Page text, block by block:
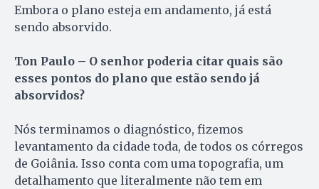
Embora o plano esteja em andamento, já está
sendo absorvido.
Ton Paulo – O senhor poderia citar quais são
esses pontos do plano que estão sendo já
absorvidos?
Nós terminamos o diagnóstico, fizemos
levantamento da cidade toda, de todos os córregos
de Goiânia. Isso conta com uma topografia, um
detalhamento que literalmente não tem em